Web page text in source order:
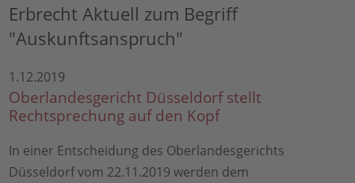
Erbrecht Aktuell zum Begriff
"Auskunftsanspruch"
1.12.2019
Oberlandesgericht Düsseldorf stellt
Rechtsprechung auf den Kopf
In einer Entscheidung des Oberlandesgerichts
Düsseldorf vom 22.11.2019 werden dem